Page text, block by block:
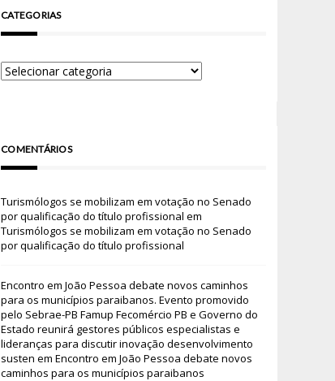
CATEGORIAS
COMENTÁRIOS
Turismólogos se mobilizam em votação no Senado
por qualificação do título profissional em
Turismólogos se mobilizam em votação no Senado
por qualificação do título profissional
Encontro em João Pessoa debate novos caminhos
para os municípios paraibanos. Evento promovido
pelo Sebrae-PB Famup Fecomércio PB e Governo do
Estado reunirá gestores públicos especialistas e
lideranças para discutir inovação desenvolvimento
susten em Encontro em João Pessoa debate novos
caminhos para os municípios paraibanos